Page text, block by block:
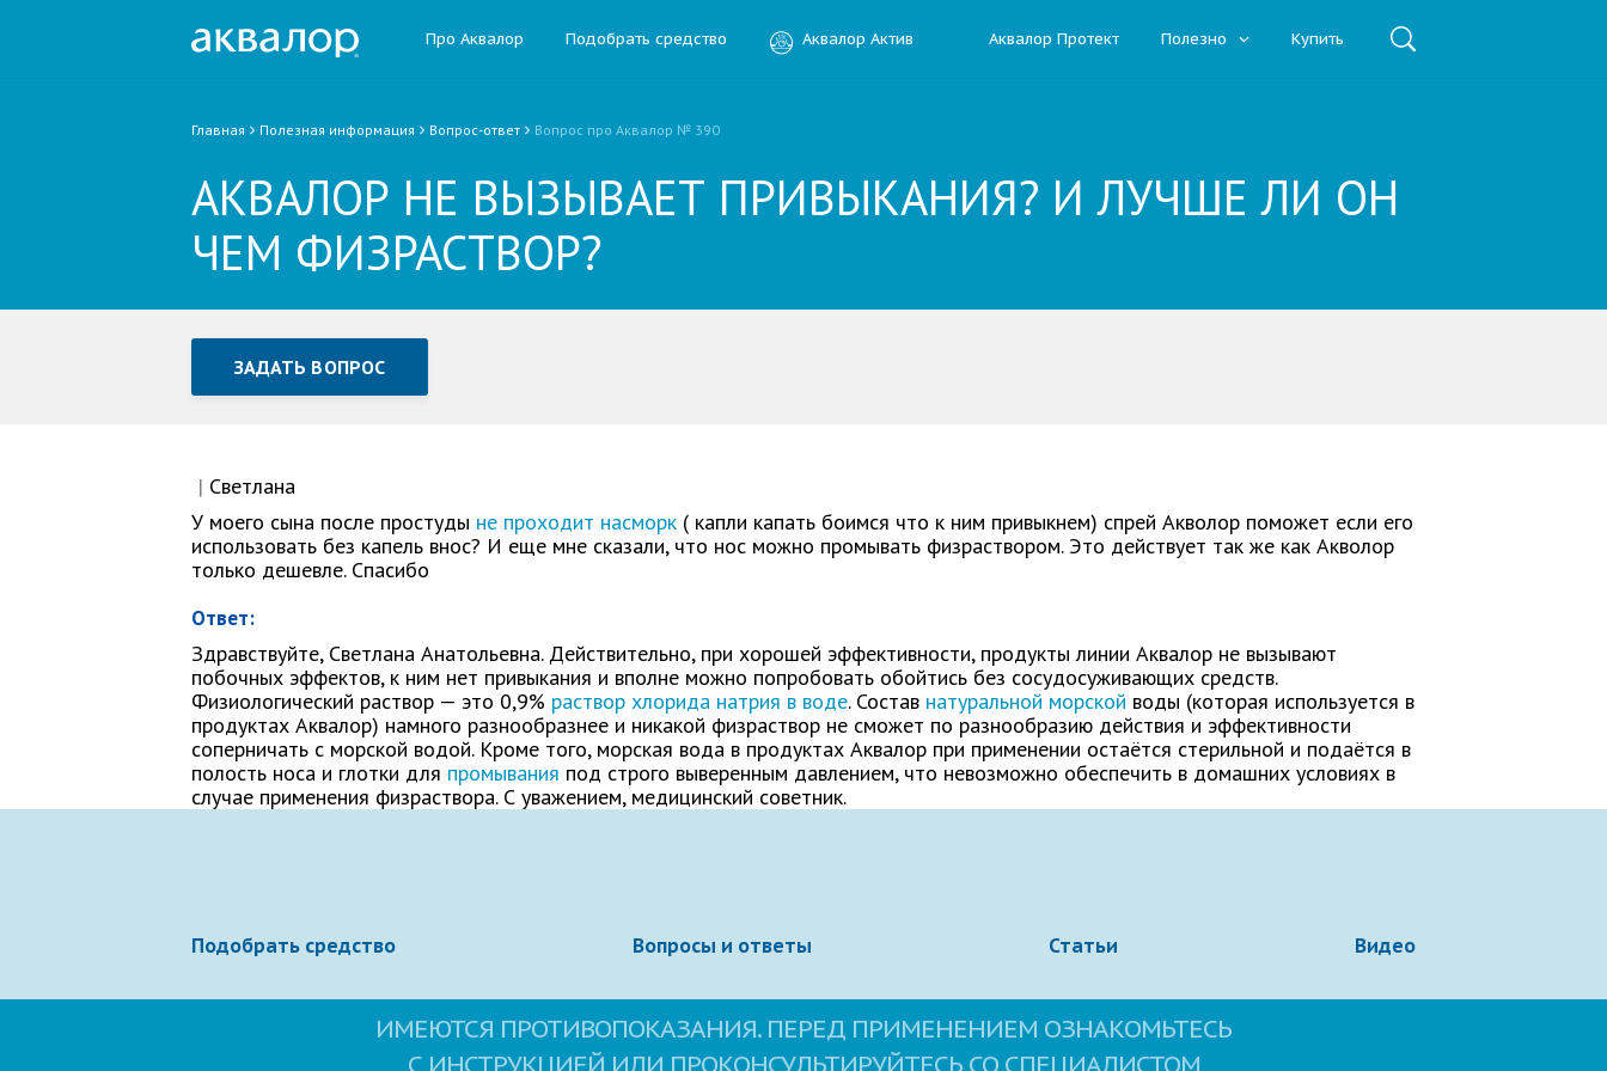
Про Аквалор Подобрать средство Аквалор Актив Аквалор Протект Полезно Купить
Главная Полезная информация Вопрос-ответ Вопрос про Аквалор № 390
АКВАЛОР НЕ ВЫЗЫВАЕТ ПРИВЫКАНИЯ? И ЛУЧШЕ ЛИ ОН
ЧЕМ ФИЗРАСТВОР?
ЗАДАТЬ ВОПРОС
Как Вас зовут Электронная почта
Ваше сообщение
Отправляя вопрос, я принимаю пользовательское соглашение сайта.
Свернуть
| Светлана
У моего сына после простуды не проходит насморк ( капли капать боимся что к ним привыкнем) спрей Акволор поможет если его
использовать без капель внос? И еще мне сказали, что нос можно промывать физраствором. Это действует так же как Акволор
только дешевле. Спасибо
Ответ:
Здравствуйте, Светлана Анатольевна. Действительно, при хорошей эффективности, продукты линии Аквалор не вызывают
побочных эффектов, к ним нет привыкания и вполне можно попробовать обойтись без сосудосуживающих средств.
Физиологический раствор — это 0,9% раствор хлорида натрия в воде. Состав натуральной морской воды (которая используется в
продуктах Аквалор) намного разнообразнее и никакой физраствор не сможет по разнообразию действия и эффективности
соперничать с морской водой. Кроме того, морская вода в продуктах Аквалор при применении остаётся стерильной и подаётся в
полость носа и глотки для промывания под строго выверенным давлением, что невозможно обеспечить в домашних условиях в
случае применения физраствора. С уважением, медицинский советник.
Подобрать средство Вопросы и ответы Статьи Видео
ИМЕЮТСЯ ПРОТИВОПОКАЗАНИЯ. ПЕРЕД ПРИМЕНЕНИЕМ ОЗНАКОМЬТЕСЬ
С ИНСТРУКЦИЕЙ ИЛИ ПРОКОНСУЛЬТИРУЙТЕСЬ СО СПЕЦИАЛИСТОМ